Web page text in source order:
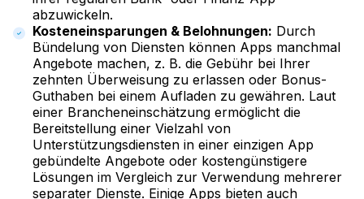
abzuwickeln.
Kosteneinsparungen & Belohnungen: Durch
Bündelung von Diensten können Apps manchmal
Angebote machen, z. B. die Gebühr bei Ihrer
zehnten Überweisung zu erlassen oder Bonus-
Guthaben bei einem Aufladen zu gewähren. Laut
einer Brancheneinschätzung ermöglicht die
Bereitstellung einer Vielzahl von
Unterstützungsdiensten in einer einzigen App
gebündelte Angebote oder kostengünstigere
Lösungen im Vergleich zur Verwendung mehrerer
separater Dienste. Einige Apps bieten auch